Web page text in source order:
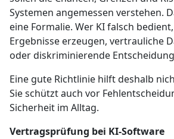
Systemen angemessen verstehen.
eine Formalie. Wer KI falsch
Ergebnisse erzeugen, vertrauliche
oder diskriminierende
Eine gute Richtlinie hilft deshalb
Sie schützt auch vor
Sicherheit im Alltag.
Vertragsprüfung bei KI-Software